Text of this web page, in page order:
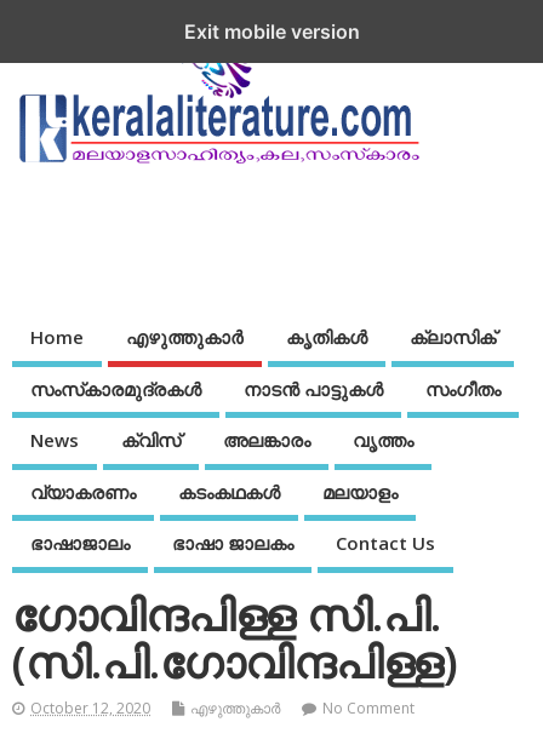
Home എഴുത്തുകാര്‍ കൃതികൾ ക്ലാസിക്
സംസ്‌കാരമുദ്രകള്‍ നാടന്‍ പാട്ടുകള്‍ സംഗീതം
News ക്വിസ് അലങ്കാരം വൃത്തം
വ്യാകരണം കടംകഥകള്‍ മലയാളം
ഭാഷാജാലം ഭാഷാ ജാലകം Contact Us
ഗോവിന്ദപിള്ള സി.പി.
(സി.പി.ഗോവിന്ദപിള്ള)
October 12, 2020 എഴുത്തുകാര്‍ No Comment
Exit mobile version